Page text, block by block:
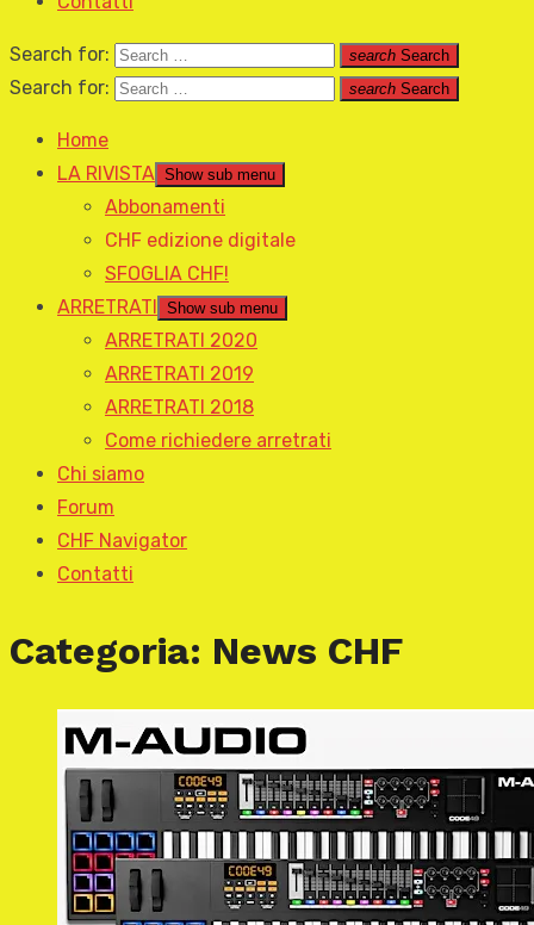
Search for: search Search
Search for: search Search
Home
LA RIVISTA Show sub menu
Abbonamenti
CHF edizione digitale
SFOGLIA CHF!
ARRETRATI
Show sub menu
ARRETRATI 2020
ARRETRATI 2019
ARRETRATI 2018
Come richiedere arretrati
Chi siamo
Forum
CHF Navigator
Contatti
Categoria: News CHF